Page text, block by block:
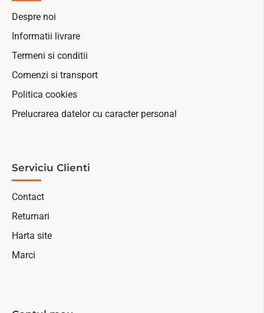
Despre noi
Informatii livrare
Termeni si conditii
Comenzi si transport
Politica cookies
Prelucrarea datelor cu caracter personal
Serviciu Clienti
Contact
Returnari
Harta site
Marci